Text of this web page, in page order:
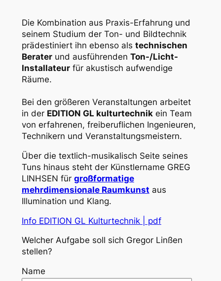
Die Kombination aus Praxis-Erfahrung und
seinem Studium der Ton- und Bildtechnik
prädestiniert ihn ebenso als technischen
Beraterund ausführenden Ton-/Licht-
Installateurfür akustisch aufwendige
Räume.
Bei den größeren Veranstaltungen arbeitet
in der EDITION GL kulturtechnikein Team
von erfahrenen, freiberuflichen Ingenieuren,
Technikern und Veranstaltungsmeistern.
Über die textlich-musikalisch Seite seines
Tuns hinaus steht der Künstlername GREG
LINHSEN für großformatige
mehrdimensionale Raumkunst aus
Illumination und Klang.
Info EDITION GL Kulturtechnik | pdf
Welcher Aufgabe soll sich Gregor Linßen
stellen?
Name